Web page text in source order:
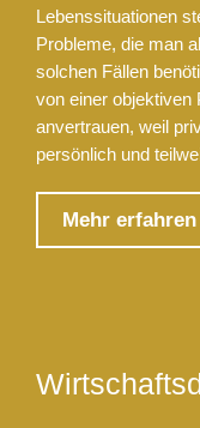
Lebenssituationen
Probleme, die man
solchen Fällen
von einer objektiven
anvertrauen, weil
persönlich und
Mehr erfahren